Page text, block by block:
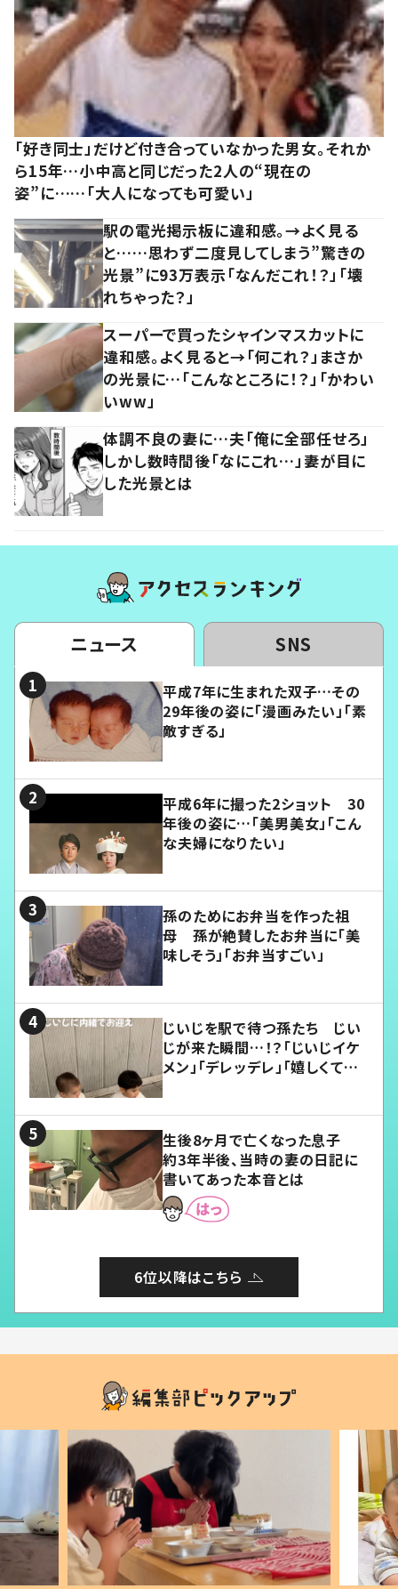
「好き同士」だけど付き合っていなかった男女。それか
ら15年…小中高と同じだった2人の“現在の
姿”に……「大人になっても可愛い」
駅の電光掲示板に違和感。→よく見る
と……思わず二度見してしまう”驚きの
光景”に93万表示「なんだこれ！？」「壊
れちゃった？」
スーパーで買ったシャインマスカットに
違和感。よく見ると→「何これ？」まさか
の光景に…「こんなところに！？」「かわい
いww」
体調不良の妻に…夫「俺に全部任せろ」
しかし数時間後「なにこれ…」妻が目に
した光景とは
ニュース SNS
平成7年に生まれた双子…その
29年後の姿に「漫画みたい」「素
敵すぎる」
平成6年に撮った2ショット 30
年後の姿に…「美男美女」「こん
な夫婦になりたい」
孫のためにお弁当を作った祖
母 孫が絶賛したお弁当に「美
味しそう」「お弁当すごい」
じいじを駅で待つ孫たち じい
じが来た瞬間…！？「じいじイケ
メン」「デレッデレ」「嬉しくて可
生後8ヶ月で亡くなった息子
約3年半後、当時の妻の日記に
書いてあった本音とは
6位以降はこちら